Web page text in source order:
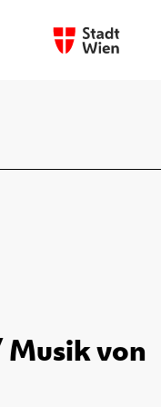
Musik von